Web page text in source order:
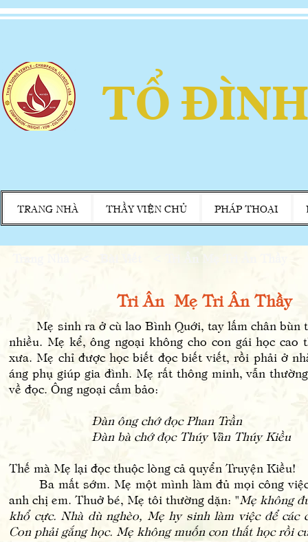
TỔ
TRANG NHÀ THẦY VIỆN CHỦ PHÁP THOẠI
< Tri Ân Mẹ Tri Ân Thầy
Tri Ân Mẹ Tri Ân Thầy
Mẹ sinh ra ở cù lao Bình Quới, tay lấm chân bùn
nhiều. Mẹ kể, ông ngoại không cho con gái học cao
xưa. Mẹ chỉ được học biết đọc biết viết, rồi phải ở
áng phụ giúp gia đình. Mẹ rất thông minh, vẫn
về đọc. Ông ngoại cấm bảo:
Đàn ông chớ đọc Phan Trần
Đàn bà chớ đọc Thúy Vân Thúy Kiều
Thế mà Mẹ lại đọc thuộc lòng cả quyển Truyện Kiều!
Ba mất sớm. Mẹ một mình làm đủ mọi công việc
anh chị em. Thuở bé, Mẹ tôi thường dặn: "Mẹ không
khổ cực. Nhà dù nghèo, Mẹ hy sinh làm việc để các
Con phải gắng học. Mẹ không muốn con thất học rồi